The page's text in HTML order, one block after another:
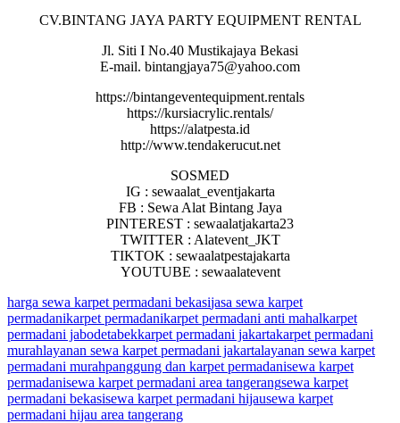
CV.BINTANG JAYA PARTY EQUIPMENT RENTAL
Jl. Siti I No.40 Mustikajaya Bekasi
E-mail. bintangjaya75@yahoo.com
https://bintangeventequipment.rentals
https://kursiacrylic.rentals/
https://alatpesta.id
http://www.tendakerucut.net
SOSMED
IG : sewaalat_eventjakarta
FB : Sewa Alat Bintang Jaya
PINTEREST : sewaalatjakarta23
TWITTER : Alatevent_JKT
TIKTOK : sewaalatpestajakarta
YOUTUBE : sewaalatevent
harga sewa karpet permadani bekasijasa sewa karpet
permadanikarpet permadanikarpet permadani anti mahalkarpet
permadani jabodetabekkarpet permadani jakartakarpet permadani
murahlayanan sewa karpet permadani jakartalayanan sewa karpet
permadani murahpanggung dan karpet permadanisewa karpet
permadanisewa karpet permadani area tangerangsewa karpet
permadani bekasisewa karpet permadani hijausewa karpet
permadani hijau area tangerang